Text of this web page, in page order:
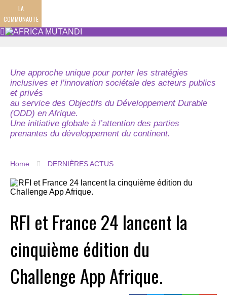
LA
COMMUNAUTE
Une approche unique pour porter les stratégies
inclusives et l’innovation sociétale des acteurs publics
et privés
au service des Objectifs du Développement Durable
(ODD) en Afrique.
Une initiative globale à l’attention des parties
prenantes du développement du continent.
Home DERNIÈRES ACTUS
RFI et France 24 lancent la
cinquième édition du
Challenge App Afrique.